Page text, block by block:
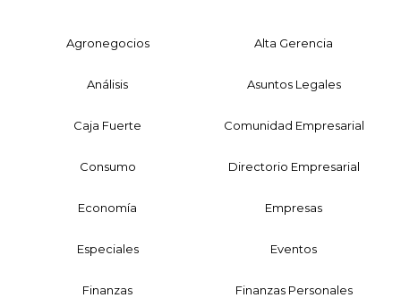
Agronegocios Alta Gerencia
Análisis Asuntos Legales
Caja Fuerte Comunidad Empresarial
Consumo Directorio Empresarial
Economía Empresas
Especiales Eventos
Finanzas Finanzas Personales